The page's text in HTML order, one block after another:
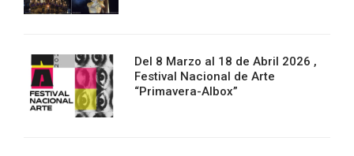
Del 8 Marzo al 18 de Abril 2026 ,
Festival Nacional de Arte
“Primavera-Albox”